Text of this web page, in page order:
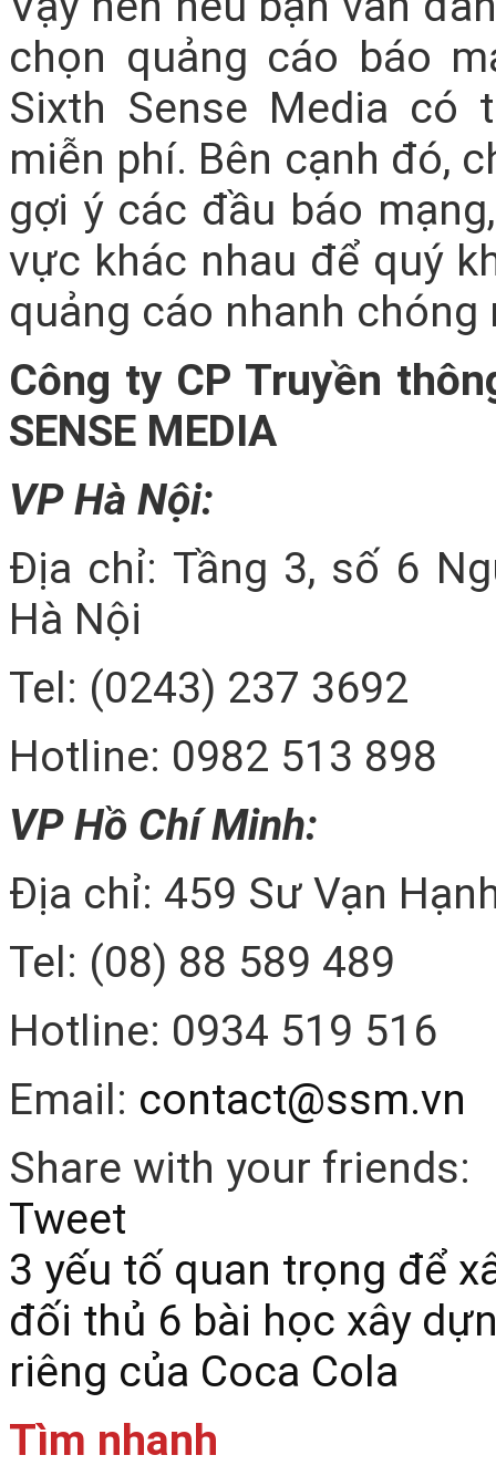
chọn quảng cáo báo
Sixth Sense Media
miễn phí. Bên cạnh đó,
gợi ý các đầu báo
vực khác nhau để quý
quảng cáo nhanh chóng
Công ty CP Truyền
SENSE MEDIA
VP Hà Nội:
Địa chỉ: Tầng 3, số 6
Hà Nội
Tel: (0243) 237 3692
Hotline: 0982 513 898
VP Hồ Chí Minh:
Địa chỉ: 459 Sư Vạn
Tel: (08) 88 589 489
Hotline: 0934 519 516
Email: contact@ssm.vn
Share with your friends:
Tweet
3 yếu tố quan trọng để
đối thủ 6 bài học xây
riêng của Coca Cola
Tìm nhanh